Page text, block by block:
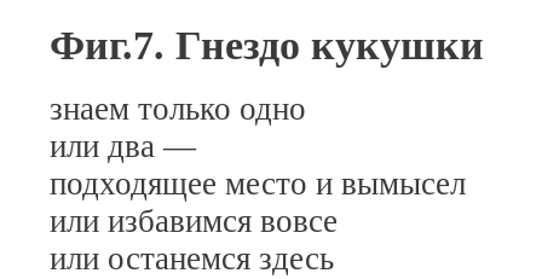
Фиг.7. Гнездо кукушки
знаем только одно
или два —
подходящее место и вымысел
или избавимся вовсе
или останемся здесь